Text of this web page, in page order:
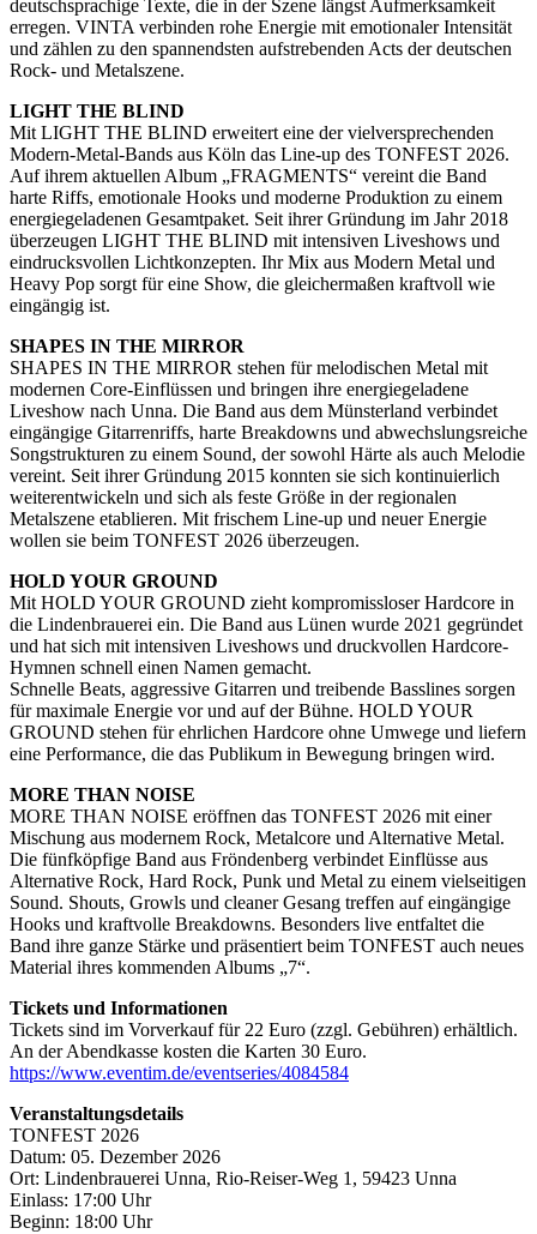
deutschsprachige Texte, die in der Szene längst Aufmerksamkeit
erregen. VINTA verbinden rohe Energie mit emotionaler Intensität
und zählen zu den spannendsten aufstrebenden Acts der deutschen
Rock- und Metalszene.
LIGHT THE BLIND
Mit LIGHT THE BLIND erweitert eine der vielversprechenden
Modern-Metal-Bands aus Köln das Line-up des TONFEST 2026.
Auf ihrem aktuellen Album „FRAGMENTS“ vereint die Band
harte Riffs, emotionale Hooks und moderne Produktion zu einem
energiegeladenen Gesamtpaket. Seit ihrer Gründung im Jahr 2018
überzeugen LIGHT THE BLIND mit intensiven Liveshows und
eindrucksvollen Lichtkonzepten. Ihr Mix aus Modern Metal und
Heavy Pop sorgt für eine Show, die gleichermaßen kraftvoll wie
eingängig ist.
SHAPES IN THE MIRROR
SHAPES IN THE MIRROR stehen für melodischen Metal mit
modernen Core-Einflüssen und bringen ihre energiegeladene
Liveshow nach Unna. Die Band aus dem Münsterland verbindet
eingängige Gitarrenriffs, harte Breakdowns und abwechslungsreiche
Songstrukturen zu einem Sound, der sowohl Härte als auch Melodie
vereint. Seit ihrer Gründung 2015 konnten sie sich kontinuierlich
weiterentwickeln und sich als feste Größe in der regionalen
Metalszene etablieren. Mit frischem Line-up und neuer Energie
wollen sie beim TONFEST 2026 überzeugen.
HOLD YOUR GROUND
Mit HOLD YOUR GROUND zieht kompromissloser Hardcore in
die Lindenbrauerei ein. Die Band aus Lünen wurde 2021 gegründet
und hat sich mit intensiven Liveshows und druckvollen Hardcore-
Hymnen schnell einen Namen gemacht.
Schnelle Beats, aggressive Gitarren und treibende Basslines sorgen
für maximale Energie vor und auf der Bühne. HOLD YOUR
GROUND stehen für ehrlichen Hardcore ohne Umwege und liefern
eine Performance, die das Publikum in Bewegung bringen wird.
MORE THAN NOISE
MORE THAN NOISE eröffnen das TONFEST 2026 mit einer
Mischung aus modernem Rock, Metalcore und Alternative Metal.
Die fünfköpfige Band aus Fröndenberg verbindet Einflüsse aus
Alternative Rock, Hard Rock, Punk und Metal zu einem vielseitigen
Sound. Shouts, Growls und cleaner Gesang treffen auf eingängige
Hooks und kraftvolle Breakdowns. Besonders live entfaltet die
Band ihre ganze Stärke und präsentiert beim TONFEST auch neues
Material ihres kommenden Albums „7“.
Tickets und Informationen
Tickets sind im Vorverkauf für 22 Euro (zzgl. Gebühren) erhältlich.
An der Abendkasse kosten die Karten 30 Euro.
https://www.eventim.de/eventseries/4084584
Veranstaltungsdetails
TONFEST 2026
Datum: 05. Dezember 2026
Ort: Lindenbrauerei Unna, Rio-Reiser-Weg 1, 59423 Unna
Einlass: 17:00 Uhr
Beginn: 18:00 Uhr